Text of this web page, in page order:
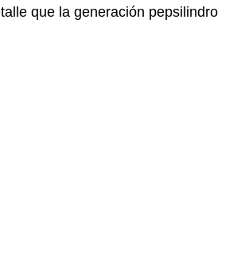
que la generación pepsilindro